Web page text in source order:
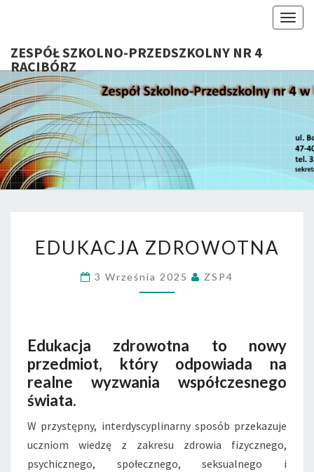
ZESPÓŁ SZKOLNO-PRZEDSZKOLNY NR 4
RACIBÓRZ
Serdecznie
Witamy Na
Stronie
Internetowej
ZSP Nr 4 W
Raciborzu
ZDROWOTNA
EDUKACJA ZDROWOTNA
3 Września 2025 ZSP4
Edukacja zdrowotna to nowy
przedmiot, który odpowiada na
realne wyzwania współczesnego
świata.
W przystępny, interdyscyplinarny sposób przekazuje
uczniom wiedzę z zakresu zdrowia fizycznego,
psychicznego, społecznego, seksualnego i